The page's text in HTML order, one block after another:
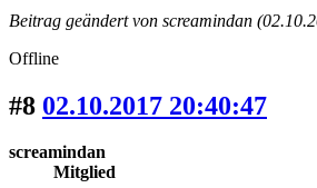
Beitrag geändert von screamindan
Offline
#8 02.10.2017 20:40:47
screamindan
Mitglied